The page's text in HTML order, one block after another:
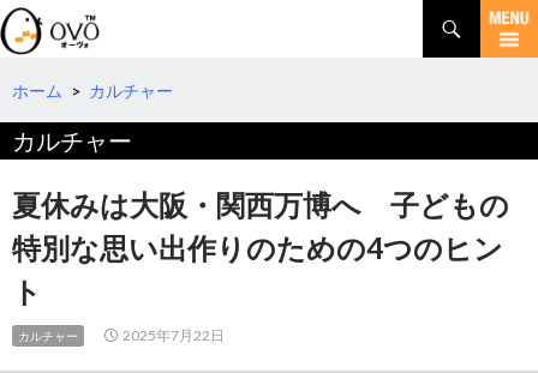
検
索
コ
テ
ツ
へ
移
動
ホーム > カルチャー
カルチャー
夏休みは大阪・関西万博へ 子どもの
特別な思い出作りのための4つのヒン
ト
カルチャー 2025年7月22日